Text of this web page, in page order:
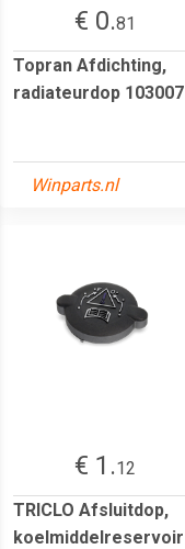
€ 0.81
Topran Afdichting,
radiateurdop 103007
Winparts.nl
€ 1.12
TRICLO Afsluitdop,
koelmiddelreservoir